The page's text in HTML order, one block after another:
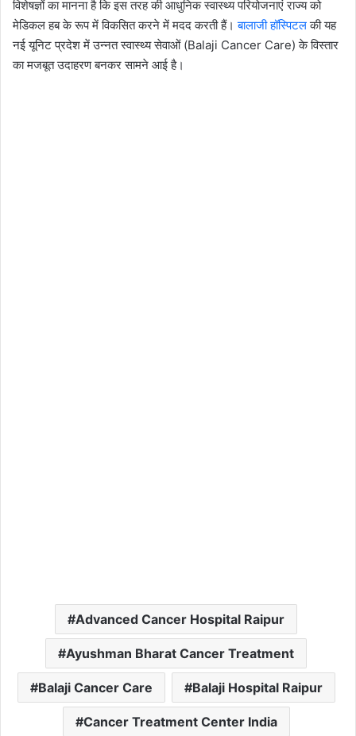
विशेषज्ञों का मानना है कि इस तरह की आधुनिक स्वास्थ्य परियोजनाएं राज्य को
मेडिकल हब के रूप में विकसित करने में मदद करती हैं।बालाजी हॉस्पिटलकी यह
नई यूनिट प्रदेश में उन्नत स्वास्थ्य सेवाओं (Balaji Cancer Care) के विस्तार
का मजबूत उदाहरण बनकर सामने आई है।
Advanced Cancer Hospital Raipur
Ayushman Bharat Cancer Treatment
Balaji Cancer Care Balaji Hospital Raipur
Cancer Treatment Center India